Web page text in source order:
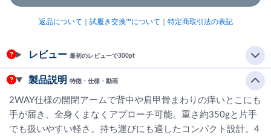
返品について 試履き交換™について 特定商取引法の表記
レビュー 最初のレビューで300pt
製品説明 特徴・仕様・動画
2WAY仕様の開閉アームで背中や肩甲骨まわりの痒いとこにも
手が届き、全身くまなくアプローチ可能。重さ約350gと片手
でも扱いやすい軽さ。持ち運びにも適したコンパクト設計。4